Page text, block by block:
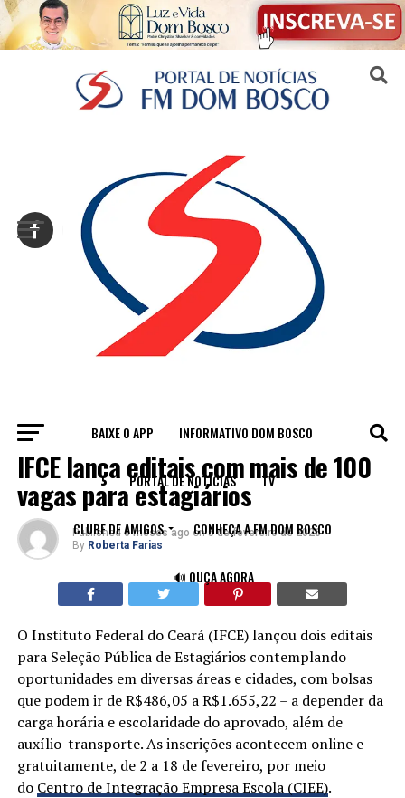
BAIXE O APP INFORMATIVO DOM BOSCO
PORTAL DE NOTÍCIAS TV
CLUBE DE AMIGOS CONHEÇA A FM DOM BOSCO
🔊 OUÇA AGORA
VAGAS
IFCE lança editais com mais de 100
vagas para estagiários
Published 6 meses ago on 5 de fevereiro de 2026
By Roberta Farias
O Instituto Federal do Ceará (IFCE) lançou dois editais
para Seleção Pública de Estagiários contemplando
oportunidades em diversas áreas e cidades, com bolsas
que podem ir de R$486,05 a R$1.655,22 – a depender da
carga horária e escolaridade do aprovado, além de
auxílio-transporte. As inscrições acontecem online e
gratuitamente, de 2 a 18 de fevereiro, por meio
do Centro de Integração Empresa Escola (CIEE).
Sair da versão mobile